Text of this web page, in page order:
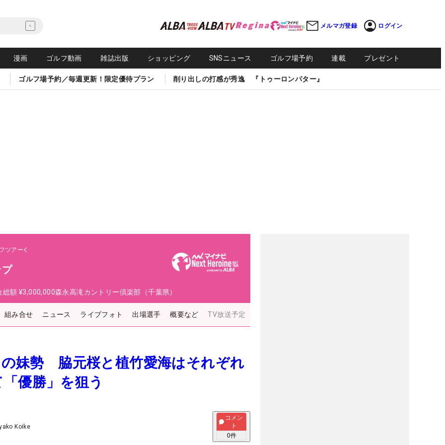
メルマガ登録 ログイン
漫画 ゴルフ動画 雑誌出版 ショッピング SNSニュース ゴルフ場予約 連載 プレゼント
ゴルフ場予約／毎週更新！限定優待プラン 削り出しの打感が秀逸 『トゥーロンパター』
ツアー
総額 ¥3,000,000森永高滝カントリー倶楽部（千葉県）
組み合せ ニュース ライブフォト 出場選手 概要など TV放送予定
妹勢 脇元桜と植竹愛海はそれぞれ
優勝」を狙う
Koike
コメン
ト
0件